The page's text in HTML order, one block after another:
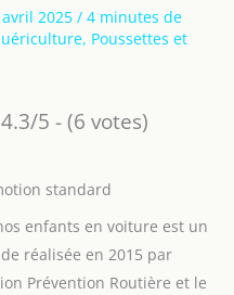
avril 2025 / 4 minutes de
, Poussettes et
4.3/5 - (6 votes)
enfants en voiture est un
réalisée en 2015 par
Prévention Routière et le